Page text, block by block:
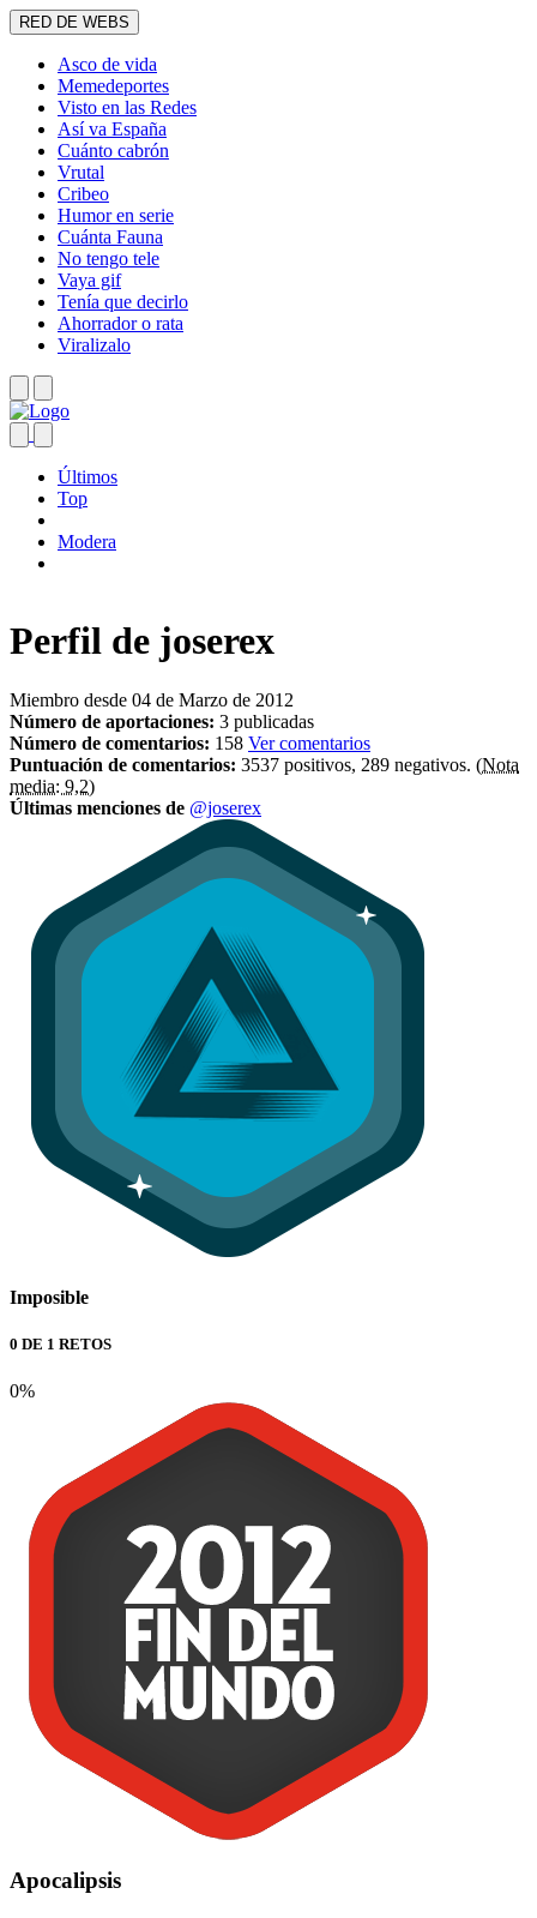
RED DE WEBS
Asco de vida
Memedeportes
Visto en las Redes
Así va España
Cuánto cabrón
Vrutal
Cribeo
Humor en serie
Cuánta Fauna
No tengo tele
Vaya gif
Tenía que decirlo
Ahorrador o rata
Viralizalo
Últimos
Top
Modera
Perfil de joserex
Miembro desde 04 de Marzo de 2012
Número de aportaciones: 3 publicadas
Número de comentarios: 158 Ver comentarios
Puntuación de comentarios: 3537 positivos, 289 negativos. (Nota
media: 9,2)
Últimas menciones de @joserex
Imposible
0 DE 1 RETOS
0%
Apocalipsis